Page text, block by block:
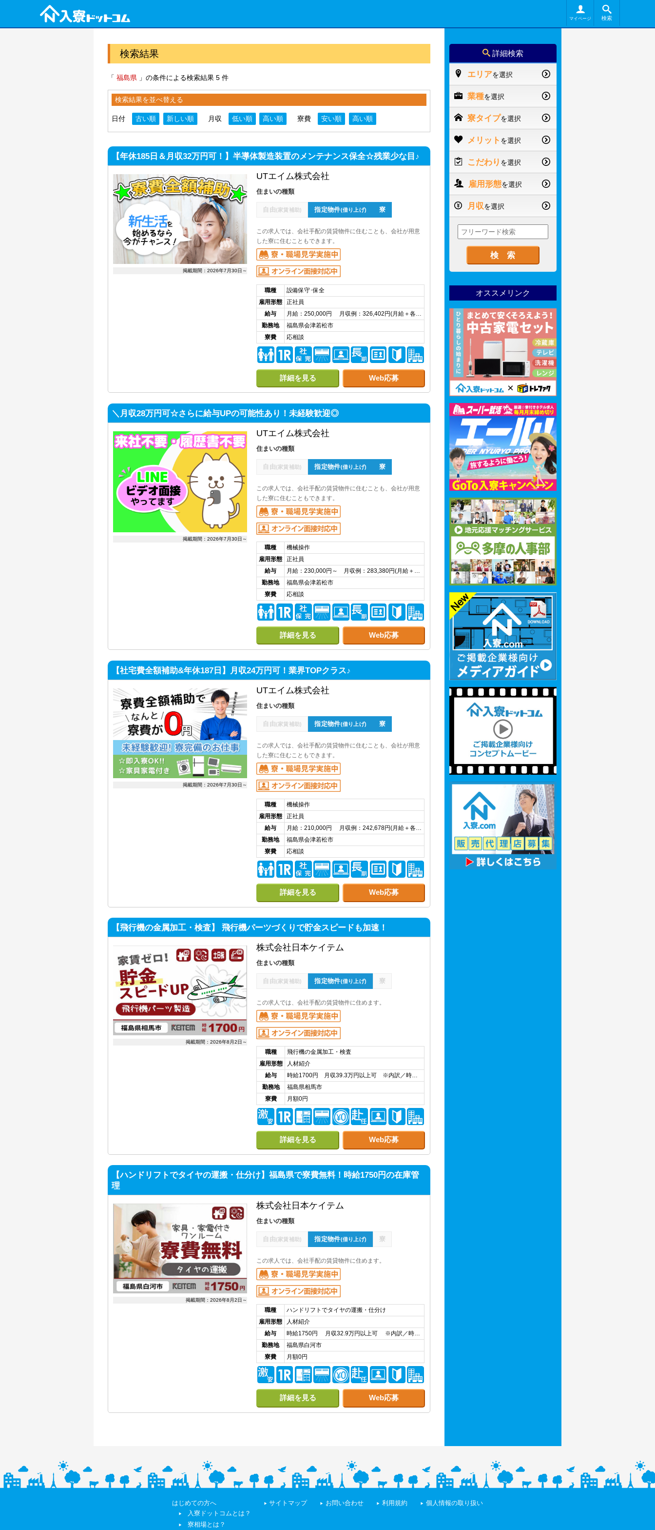
検索
マイページ
検索結果
「 福島県 」の条件による検索結果 5 件
検索結果を並べ替える
日付 古い順 新しい順 月収 低い順 高い順 寮費 安い順 高い順
【年休185日＆月収32万円可！】半導体製造装置のメンテナンス保全☆残業少な目♪
掲載期間：2026年7月30日～
UTエイム株式会社
住まいの種類
自由(家賃補助) 指定物件(借り上げ) 寮
この求人では、会社手配の賃貸物件に住むことも、会社が用意
した寮に住むこともできます。
職種
設備保守･保全
雇用形態
正社員
給与
月給：250,000円 月収例：326,402円(月給＋各…
勤務地
福島県会津若松市
寮費
応相談
詳細を見る Web応募
＼月収28万円可☆さらに給与UPの可能性あり！未経験歓迎◎
掲載期間：2026年7月30日～
UTエイム株式会社
住まいの種類
自由(家賃補助) 指定物件(借り上げ) 寮
この求人では、会社手配の賃貸物件に住むことも、会社が用意
した寮に住むこともできます。
職種
機械操作
雇用形態
正社員
給与
月給：230,000円～ 月収例：283,380円(月給＋…
勤務地
福島県会津若松市
寮費
応相談
詳細を見る Web応募
【社宅費全額補助&年休187日】月収24万円可！業界TOPクラス♪
掲載期間：2026年7月30日～
UTエイム株式会社
住まいの種類
自由(家賃補助) 指定物件(借り上げ) 寮
この求人では、会社手配の賃貸物件に住むことも、会社が用意
した寮に住むこともできます。
職種
機械操作
雇用形態
正社員
給与
月給：210,000円 月収例：242,678円(月給＋各…
勤務地
福島県会津若松市
寮費
応相談
詳細を見る Web応募
【飛行機の金属加工・検査】 飛行機パーツづくりで貯金スピードも加速！
掲載期間：2026年8月2日～
株式会社日本ケイテム
住まいの種類
自由(家賃補助) 指定物件(借り上げ) 寮
この求人では、会社手配の賃貸物件に住めます。
職種
飛行機の金属加工・検査
雇用形態
人材紹介
給与
時給1700円 月収39.3万円以上可 ※内訳／時…
勤務地
福島県相馬市
寮費
月額0円
詳細を見る Web応募
【ハンドリフトでタイヤの運搬・仕分け】福島県で寮費無料！時給1750円の在庫管
理
掲載期間：2026年8月2日～
株式会社日本ケイテム
住まいの種類
自由(家賃補助) 指定物件(借り上げ) 寮
この求人では、会社手配の賃貸物件に住めます。
職種
ハンドリフトでタイヤの運搬・仕分け
雇用形態
人材紹介
給与
時給1750円 月収32.9万円以上可 ※内訳／時…
勤務地
福島県白河市
寮費
月額0円
詳細を見る Web応募
詳細検索
エリアを選択
業種を選択
寮タイプを選択
メリット を選択
こだわり を選択
雇用形態を選択
月収を選択
オススメリンク
はじめての方へ
入寮ドットコムとは？
寮相場とは？
サイトマップ お問い合わせ 利用規約 個人情報の取り扱い